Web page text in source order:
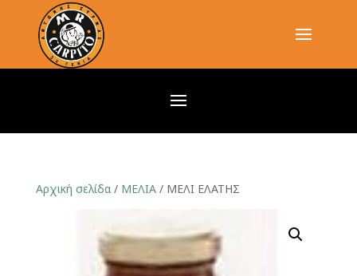
Αρχική σελίδα/ ΜΕΛΙΑ/ ΜΕΛΙ ΕΛΑΤΗΣ